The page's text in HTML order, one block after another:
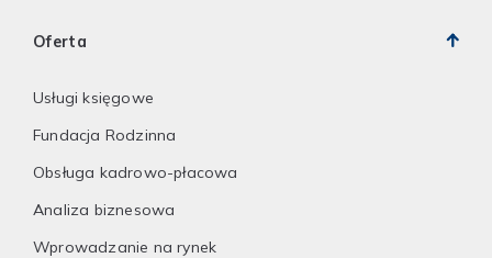
Oferta
Usługi księgowe
Fundacja Rodzinna
Obsługa kadrowo-płacowa
Analiza biznesowa
Wprowadzanie na rynek